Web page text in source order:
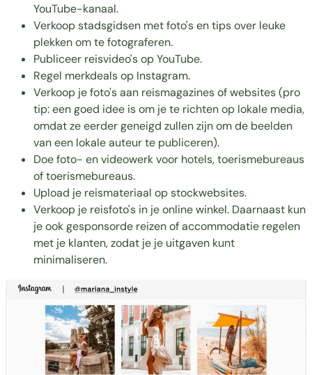
YouTube-kanaal.
Verkoop stadsgidsen met foto's en tips over leuke
plekken om te fotograferen.
Publiceer reisvideo's op YouTube.
Regel merkdeals op Instagram.
Verkoop je foto's aan reismagazines of websites (pro
tip: een goed idee is om je te richten op lokale media,
omdat ze eerder geneigd zullen zijn om de beelden
van een lokale auteur te publiceren).
Doe foto- en videowerk voor hotels, toerismebureaus
of toerismebureaus.
Upload je reismateriaal op stockwebsites.
Verkoop je reisfoto's in je online winkel. Daarnaast kun
je ook gesponsorde reizen of accommodatie regelen
met je klanten, zodat je je uitgaven kunt
minimaliseren.